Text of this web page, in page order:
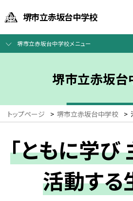
堺市立赤坂台中学校
堺市立赤坂台中学校メニュー
堺市立赤坂台
トップページ > 堺市立赤坂台中学校 >
「ともに学
活動する